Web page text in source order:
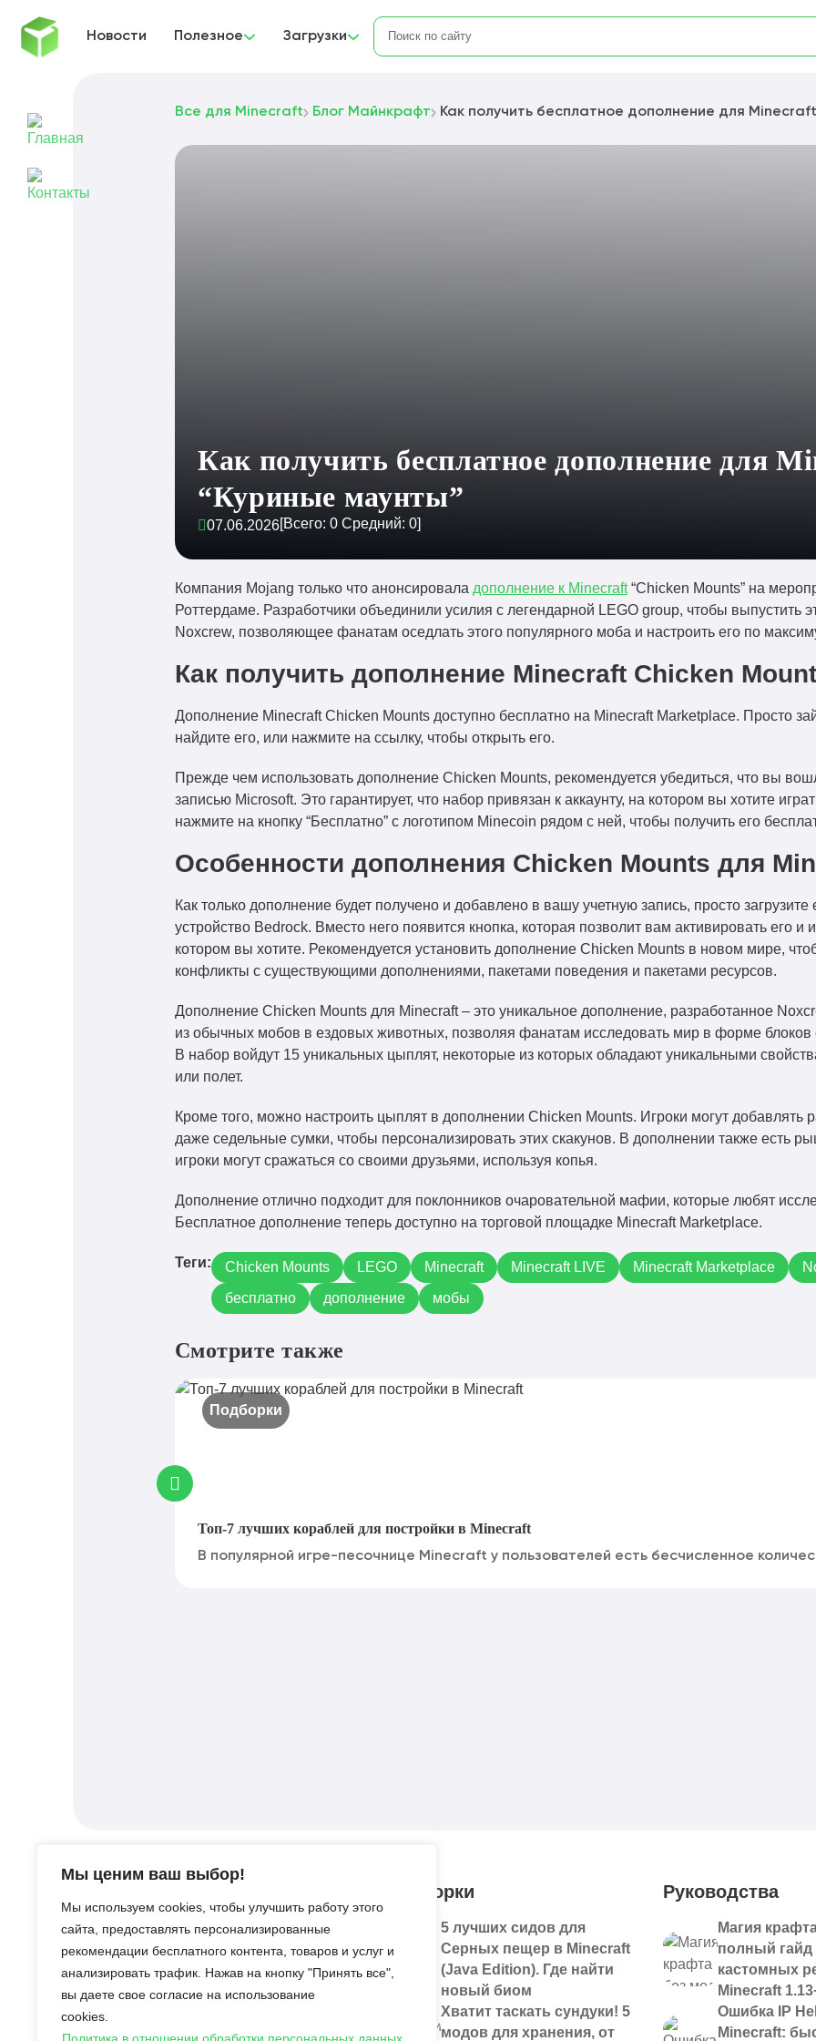
Мы ценим ваш выбор!
Мы используем cookies, чтобы улучшить работу этого
сайта, предоставлять персонализированные
рекомендации бесплатного контента, товаров и услуг и
анализировать трафик. Нажав на кнопку "Принять все",
вы даете свое согласие на использование
cookies.
Новости Полезное Загрузки
Все для Minecraft Блог Майнкрафт Как получить бесплатное дополнение для
Как получить бесплатное дополнение для
“Куриные маунты”
07.06.2026[Всего: 0 Средний: 0]
Компания Mojang только что анонсировала дополнение к Minecraft“Chicken Mounts” на
Роттердаме. Разработчики объединили усилия с легендарной LEGO group, чтобы выпустить
Noxcrew, позволяющее фанатам оседлать этого популярного моба и настроить его по
Как получить дополнение Minecraft Chicken
Дополнение Minecraft Chicken Mounts доступно бесплатно на Minecraft Marketplace. Просто
найдите его, или нажмите на ссылку, чтобы открыть его.
Прежде чем использовать дополнение Chicken Mounts, рекомендуется убедиться, что вы
записью Microsoft. Это гарантирует, что набор привязан к аккаунту, на котором вы хотите
нажмите на кнопку “Бесплатно” с логотипом Minecoin рядом с ней, чтобы получить его
Особенности дополнения Chicken Mounts для
Как только дополнение будет получено и добавлено в вашу учетную запись, просто
устройство Bedrock. Вместо него появится кнопка, которая позволит вам активировать его и
котором вы хотите. Рекомендуется установить дополнение Chicken Mounts в новом мире,
конфликты с существующими дополнениями, пакетами поведения и пакетами ресурсов.
Дополнение Chicken Mounts для Minecraft – это уникальное дополнение, разработанное
из обычных мобов в ездовых животных, позволяя фанатам исследовать мир в форме
В набор войдут 15 уникальных цыплят, некоторые из которых обладают уникальными
или полет.
Кроме того, можно настроить цыплят в дополнении Chicken Mounts. Игроки могут добавлять
даже седельные сумки, чтобы персонализировать этих скакунов. В дополнении также есть
игроки могут сражаться со своими друзьями, используя копья.
Дополнение отлично подходит для поклонников очаровательной мафии, которые любят
Бесплатное дополнение теперь доступно на торговой площадке Minecraft Marketplace.
Теги: Chicken Mounts LEGO Minecraft Minecraft LIVE Minecraft Marketplace
бесплатно
дополнение мобы
Смотрите также
Подборки
Топ-7 лучших кораблей для постройки в Minecraft
В популярной игре-песочнице Minecraft у пользователей есть бесчисленное
Соревнования
сообщества Chaos Cubed
в Майнкрафте: сроки,
цели и награды
музыкальный диск
Подборки
5 лучших сидов для
Серных пещер в Minecraft
(Java Edition). Где найти
новый биом
Хватит таскать сундуки! 5
модов для хранения, от
Руководства
Магия
полный
кастомных
Minecraft
Ошибка IP
Minecraft: